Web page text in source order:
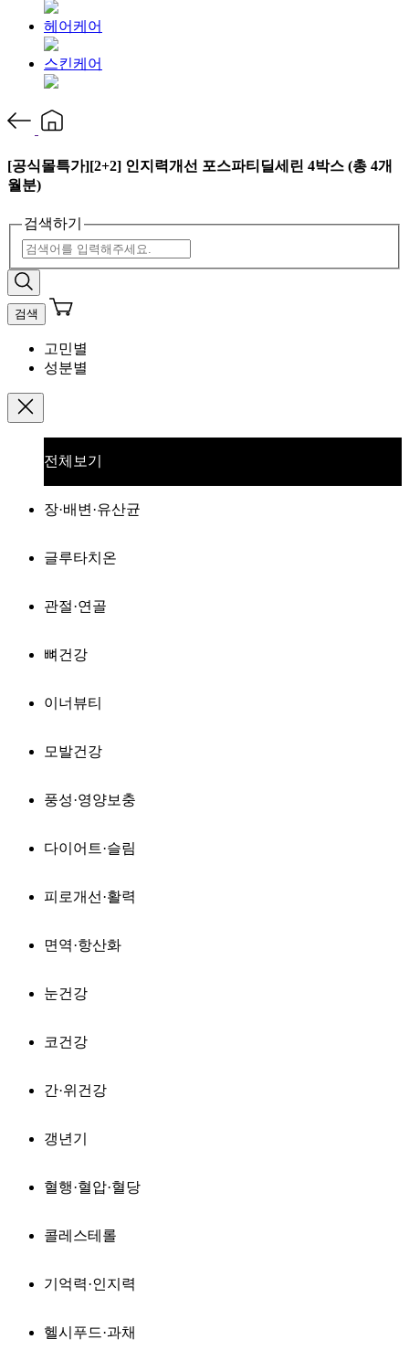
헤어케어
스킨케어
[공식몰특가][2+2] 인지력개선 포스파티딜세린 4박스 (총 4개
월분)
검색하기
검색
고민별
성분별
전체보기
장·배변·유산균
글루타치온
관절·연골
뼈건강
이너뷰티
모발건강
풍성·영양보충
다이어트·슬림
피로개선·활력
면역·항산화
눈건강
코건강
간·위건강
갱년기
혈행·혈압·혈당
콜레스테롤
기억력·인지력
헬시푸드·과채